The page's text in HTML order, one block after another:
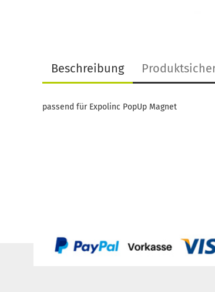
Beschreibung
passend für Expolinc PopUp Magnet